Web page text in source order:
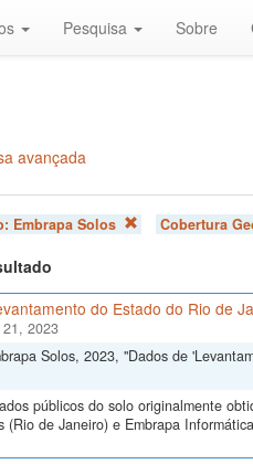
Pesquisa Sobre
avançada
Embrapa Solos Cobertura
do Estado do Rio de
2023
Solos, 2023, "Dados de
públicos do solo originalmente
(Rio de Janeiro) e Embrapa